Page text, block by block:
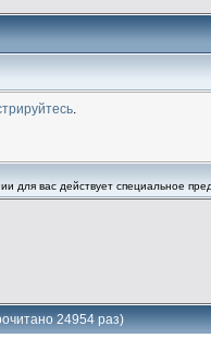
для вас действует специальное
24954 раз)